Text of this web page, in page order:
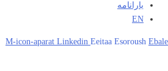
یارانامه
EN
M-icon-aparat Linkedin Eeitaa Esoroush Ebale